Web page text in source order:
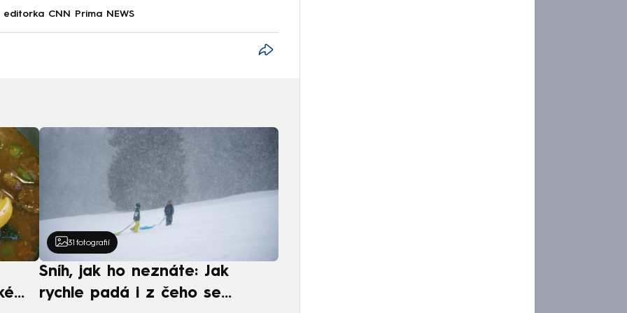
CNN Prima NEWS
31 fotografií
Sníh, jak ho neznáte: Jak
rychle padá i z čeho se